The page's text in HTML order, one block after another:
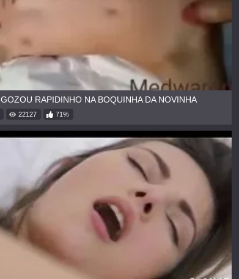
GOZOU RAPIDINHO NA BOQUINHA DA NOVINHA
22127 71%